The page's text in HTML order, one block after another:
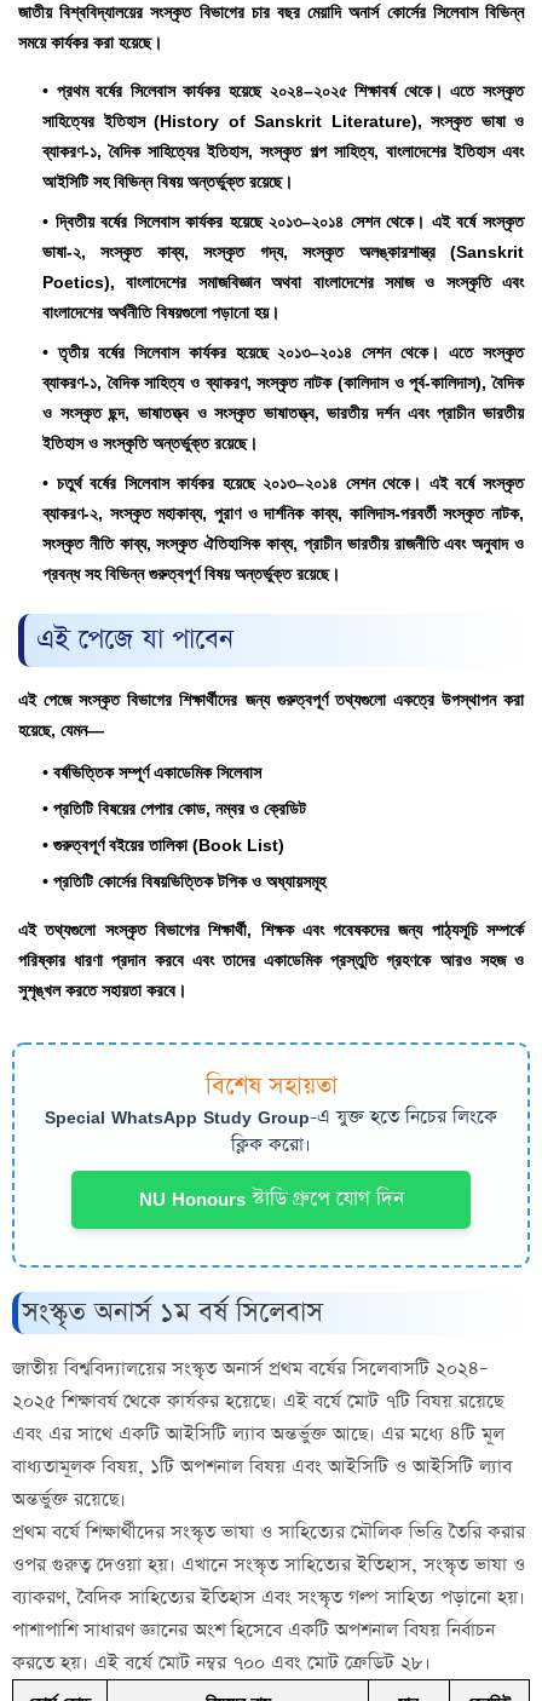
জাতীয় বিশ্ববিদ্যালয়ের সংস্কৃত বিভাগের চার বছর মেয়াদি অনার্স কোর্সের সিলেবাস বিভিন্ন
সময়ে কার্যকর করা হয়েছে।
• প্রথম বর্ষের সিলেবাস কার্যকর হয়েছে ২০২৪–২০২৫ শিক্ষাবর্ষ থেকে। এতে সংস্কৃত
সাহিত্যের ইতিহাস (History of Sanskrit Literature), সংস্কৃত ভাষা ও
ব্যাকরণ-১, বৈদিক সাহিত্যের ইতিহাস, সংস্কৃত গল্প সাহিত্য, বাংলাদেশের ইতিহাস এবং
আইসিটি সহ বিভিন্ন বিষয় অন্তর্ভুক্ত রয়েছে।
• দ্বিতীয় বর্ষের সিলেবাস কার্যকর হয়েছে ২০১৩–২০১৪ সেশন থেকে। এই বর্ষে সংস্কৃত
ভাষা-২, সংস্কৃত কাব্য, সংস্কৃত গদ্য, সংস্কৃত অলঙ্কারশাস্ত্র (Sanskrit
Poetics), বাংলাদেশের সমাজবিজ্ঞান অথবা বাংলাদেশের সমাজ ও সংস্কৃতি এবং
বাংলাদেশের অর্থনীতি বিষয়গুলো পড়ানো হয়।
• তৃতীয় বর্ষের সিলেবাস কার্যকর হয়েছে ২০১৩–২০১৪ সেশন থেকে। এতে সংস্কৃত
ব্যাকরণ-১, বৈদিক সাহিত্য ও ব্যাকরণ, সংস্কৃত নাটক (কালিদাস ও পূর্ব-কালিদাস), বৈদিক
ও সংস্কৃত ছন্দ, ভাষাতত্ত্ব ও সংস্কৃত ভাষাতত্ত্ব, ভারতীয় দর্শন এবং প্রাচীন ভারতীয়
ইতিহাস ও সংস্কৃতি অন্তর্ভুক্ত রয়েছে।
• চতুর্থ বর্ষের সিলেবাস কার্যকর হয়েছে ২০১৩–২০১৪ সেশন থেকে। এই বর্ষে সংস্কৃত
ব্যাকরণ-২, সংস্কৃত মহাকাব্য, পুরাণ ও দার্শনিক কাব্য, কালিদাস-পরবর্তী সংস্কৃত নাটক,
সংস্কৃত নীতি কাব্য, সংস্কৃত ঐতিহাসিক কাব্য, প্রাচীন ভারতীয় রাজনীতি এবং অনুবাদ ও
প্রবন্ধ সহ বিভিন্ন গুরুত্বপূর্ণ বিষয় অন্তর্ভুক্ত রয়েছে।
এই পেজে যা পাবেন
এই পেজে সংস্কৃত বিভাগের শিক্ষার্থীদের জন্য গুরুত্বপূর্ণ তথ্যগুলো একত্রে উপস্থাপন করা
হয়েছে, যেমন—
• বর্ষভিত্তিক সম্পূর্ণ একাডেমিক সিলেবাস
• প্রতিটি বিষয়ের পেপার কোড, নম্বর ও ক্রেডিট
• গুরুত্বপূর্ণ বইয়ের তালিকা (Book List)
• প্রতিটি কোর্সের বিষয়ভিত্তিক টপিক ও অধ্যায়সমূহ
এই তথ্যগুলো সংস্কৃত বিভাগের শিক্ষার্থী, শিক্ষক এবং গবেষকদের জন্য পাঠ্যসূচি সম্পর্কে
পরিষ্কার ধারণা প্রদান করবে এবং তাদের একাডেমিক প্রস্তুতি গ্রহণকে আরও সহজ ও
সুশৃঙ্খল করতে সহায়তা করবে।
বিশেষ সহায়তা
Special WhatsApp Study Group-এ যুক্ত হতে নিচের লিংকে
ক্লিক করো।
NU Honours স্টাডি গ্রুপে যোগ দিন
সংস্কৃত অনার্স ১ম বর্ষ সিলেবাস
জাতীয় বিশ্ববিদ্যালয়ের সংস্কৃত অনার্স প্রথম বর্ষের সিলেবাসটি ২০২৪–
২০২৫ শিক্ষাবর্ষ থেকে কার্যকর হয়েছে। এই বর্ষে মোট ৭টি বিষয় রয়েছে
এবং এর সাথে একটি আইসিটি ল্যাব অন্তর্ভুক্ত আছে। এর মধ্যে ৪টি মূল
বাধ্যতামূলক বিষয়, ১টি অপশনাল বিষয় এবং আইসিটি ও আইসিটি ল্যাব
অন্তর্ভুক্ত রয়েছে।
প্রথম বর্ষে শিক্ষার্থীদের সংস্কৃত ভাষা ও সাহিত্যের মৌলিক ভিত্তি তৈরি করার
ওপর গুরুত্ব দেওয়া হয়। এখানে সংস্কৃত সাহিত্যের ইতিহাস, সংস্কৃত ভাষা ও
ব্যাকরণ, বৈদিক সাহিত্যের ইতিহাস এবং সংস্কৃত গল্প সাহিত্য পড়ানো হয়।
পাশাপাশি সাধারণ জ্ঞানের অংশ হিসেবে একটি অপশনাল বিষয় নির্বাচন
করতে হয়। এই বর্ষে মোট নম্বর ৭০০ এবং মোট ক্রেডিট ২৮।